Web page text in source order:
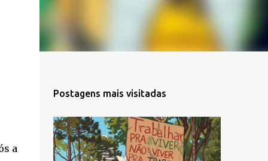
a
Postagens mais visitadas